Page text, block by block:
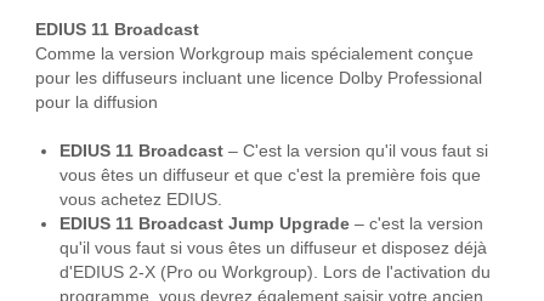
EDIUS 11 Broadcast
Comme la version Workgroup mais spécialement conçue
pour les diffuseurs incluant une licence Dolby Professional
pour la diffusion
EDIUS 11 Broadcast– C'est la version qu'il vous faut si
vous êtes un diffuseur et que c'est la première fois que
vous achetez EDIUS.
EDIUS 11 Broadcast Jump Upgrade– c'est la version
qu'il vous faut si vous êtes un diffuseur et disposez déjà
d'EDIUS 2-X (Pro ou Workgroup). Lors de l'activation du
programme, vous devrez également saisir votre ancien